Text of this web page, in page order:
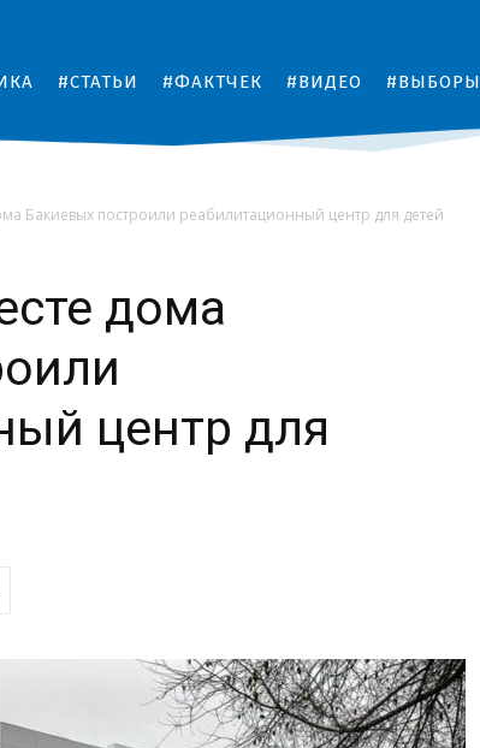
#СТАТЬИ #ФАКТЧЕК #ВИДЕО #ВЫБОРЫ
Бакиевых построили реабилитационный центр для детей
дома
центр для